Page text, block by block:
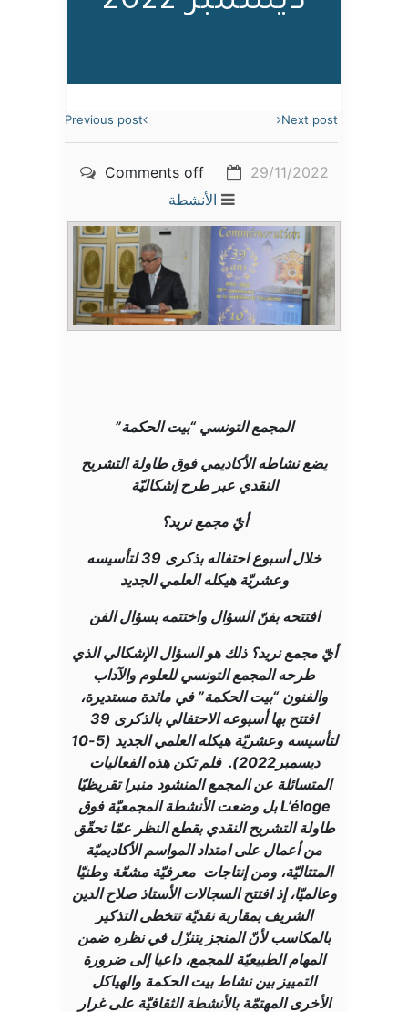
Previous post Next post
29/11/2022
Comments off
الأنشطة
المجمع التونسي “بيت الحكمة”
يضع نشاطه الأكاديمي فوق طاولة التشريح
النقدي عبر طرح إشكاليّة
أيّ مجمع نريد؟
خلال أسبوع احتفاله بذكرى 39 لتأسيسه
وعشريّة هيكله العلمي الجديد
افتتحه بفنّ السؤال واختتمه بسؤال الفن
أيّ مجمع نريد؟ ذلك هو السؤال الإشكالي الذي
طرحه المجمع التونسي للعلوم والآداب
والفنون “بيت الحكمة” في مائدة مستديرة،
افتتح بها أسبوعه الاحتفالي بالذكرى 39
لتأسيسه وعشريّة هيكله العلمي الجديد (5-10
ديسمبر2022). فلم تكن هذه الفعاليات
المتسائلة عن المجمع المنشود منبرا تقريظيّا
L’éloge بل وضعت الأنشطة المجمعيّة فوق
طاولة التشريح النقدي بقطع النظر عمّا تحقّق
من أعمال على امتداد المواسم الأكاديميّة
المتتاليّة، ومن إنتاجات معرفيّة مشعّة وطنيّا
وعالميّا، إذ افتتح السجالات الأستاذ صلاح الدين
الشريف بمقاربة نقديّة تتخطى التذكير
بالمكاسب لأنّ المنجز يتنزّل في نظره ضمن
المهام الطبيعيّة للمجمع، داعيا إلى ضرورة
التمييز بين نشاط بيت الحكمة والهياكل
الأخرى المهتمّة بالأنشطة الثقافيّة على غرار